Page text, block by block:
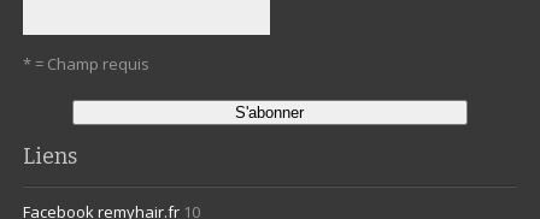
* = Champ requis
Liens
Facebook remyhair.fr 10